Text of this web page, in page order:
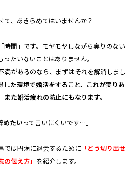
て、あきらめてはいませんか？
時間」です。モヤモヤしながら実りのない
たいないことはありません。
満があるのなら、まずはそれを解消しまし
した環境で婚活をすること、これが実りあ
た婚活疲れの防止にもなります。
めたいって言いにくいです…」
では円満に退会するために 「どう切り出せ
伝え方」 を紹介します。